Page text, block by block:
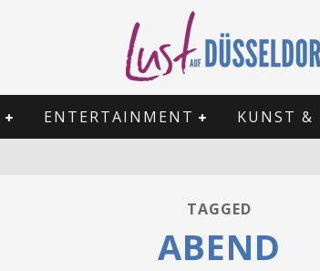
ENTERTAINMENT KUNST &
TAGGED
ABEND